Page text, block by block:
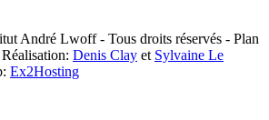
André Lwoff - Tous droits réservés - Plan
Denis Clay et Sylvaine Le
Ex2Hosting